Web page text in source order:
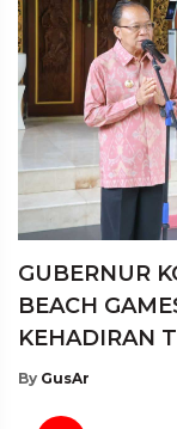
GUBERNUR
BEACH
KEHADIRAN
By GusAr